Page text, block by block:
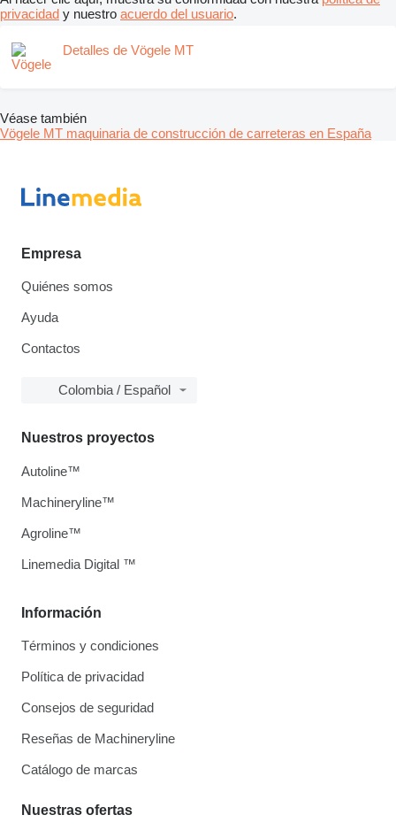
privacidad y nuestro acuerdo del usuario.
Detalles de Vögele MT
Véase también
Vögele MT maquinaria de construcción de carreteras en España
Empresa
Quiénes somos
Ayuda
Contactos
Colombia / Español
Información
Términos y condiciones
Política de privacidad
Consejos de seguridad
Reseñas de Machineryline
Catálogo de marcas
Nuestras ofertas
Nuestros proyectos
Autoline™
Machineryline™
Agroline™
Linemedia Digital ™